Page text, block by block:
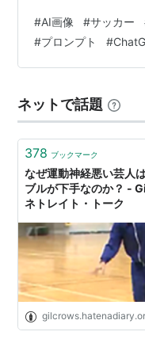
スタジアムの空気感
跡”を、AI画像なら自
ChatGpt や Gemini
高度なスポーツシー
#AI画像 #サッカー
#プロンプト #
ネットで話題
378 ブックマーク
なぜ運動神経悪い芸人
ブルが下手なのか？ -
ネトレイト・トーク